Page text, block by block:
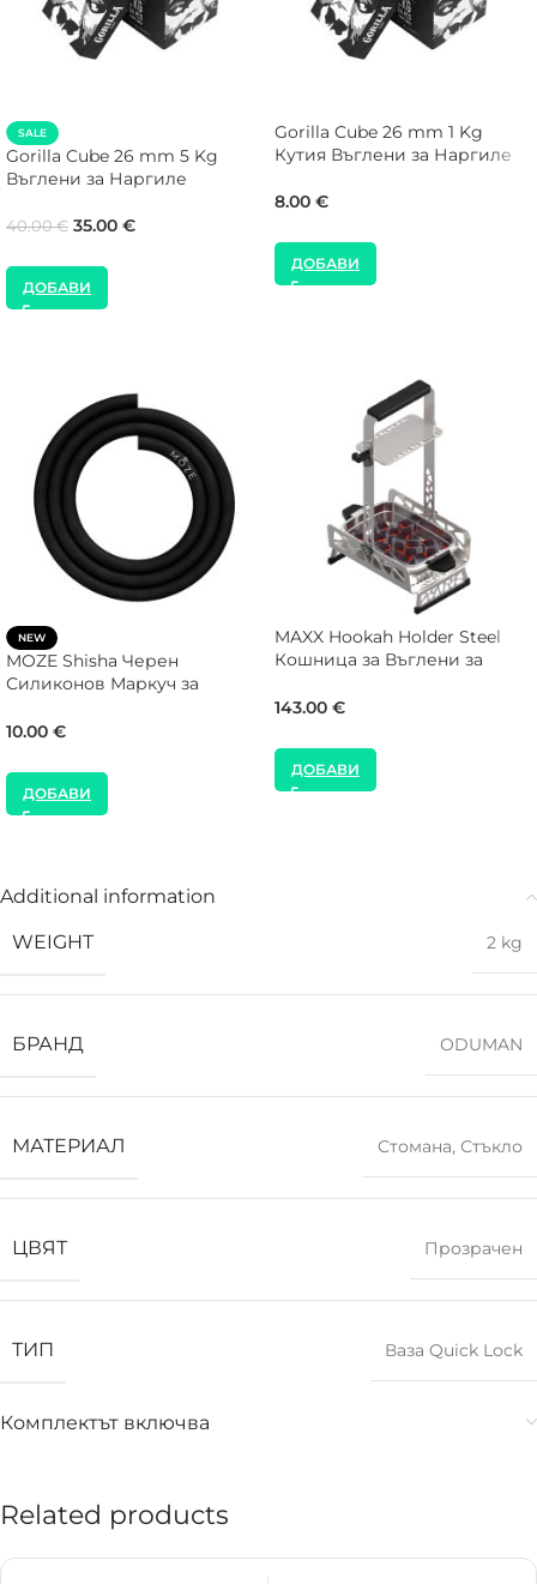
SALE
Gorilla Cube 26 mm 5 Kg
Въглени за Наргиле
40.00€ 35.00 €
ДОБАВИ
Gorilla Cube 26 mm 1 Kg
Кутия Въглени за Наргиле
8.00 €
ДОБАВИ
NEW
MOZE Shisha Черен
Силиконов Маркуч за
10.00 €
ДОБАВИ
MAXX Hookah Holder Steel
Кошница за Въглени за
143.00 €
ДОБАВИ
Additional information
WEIGHT
2 kg
БРАНД ODUMAN
МАТЕРИАЛ Стомана, Стъкло
ЦВЯТ Прозрачен
ТИП Ваза Quick Lock
Комплектът включва
Related products